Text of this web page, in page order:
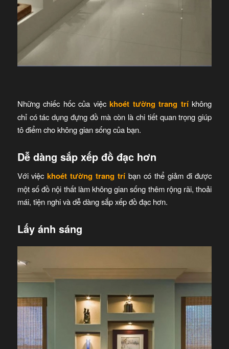
Những chiếc hốc của việckhoét tường trang tríkhông
chỉ có tác dụng đựng đồ mà còn là chi tiết quan trọng giúp
tô điểm cho không gian sống của bạn.
Dễ dàng sắp xếp đồ đạc hơn
Với việckhoét tường trang trí bạn có thể giảm đi được
một số đồ nội thất làm không gian sống thêm rộng rãi, thoải
mái, tiện nghi và dễ dàng sắp xếp đồ đạc hơn.
Lấy ánh sáng